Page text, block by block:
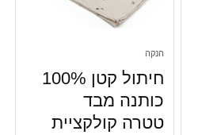
הנקה
חיתול קטן 100%
כותנה מבד
טטרה קולקציית